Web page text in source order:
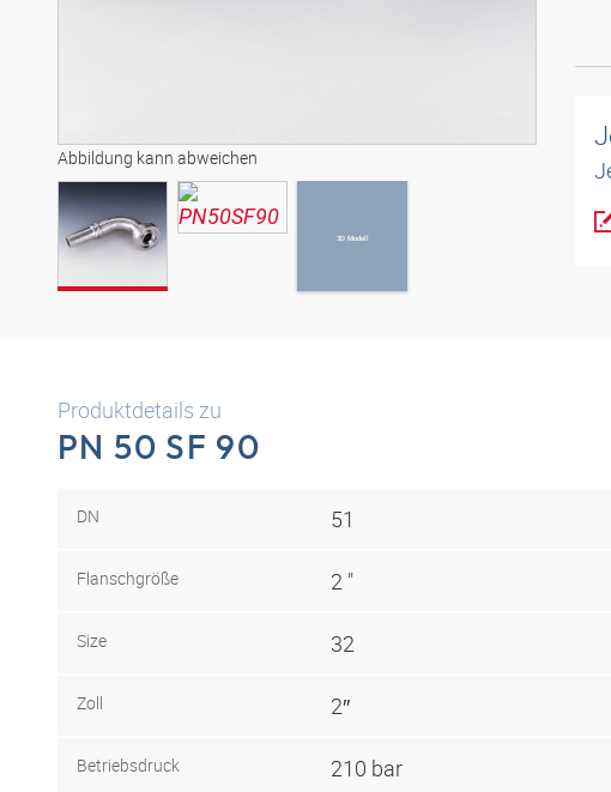
Abbildung kann abweichen
3D Modell
Produktdetails zu
PN 50 SF 90
DN 51
Flanschgröße 2 "
Size 32
Zoll 2″
Betriebsdruck 210 bar